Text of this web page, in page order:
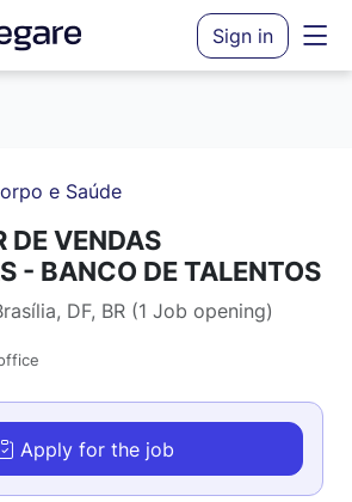
Sign in
e Saúde
DE VENDAS
- BANCO DE TALENTOS
DF, BR (1 Job opening)
Apply for the job